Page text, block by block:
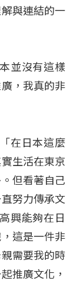
與連結的一
並沒有這樣
，我真的非
在日本這麼
生活在東京
但看著自己
努力傳承文
興能夠在日
這是一件非
需要我的時
推廣文化，